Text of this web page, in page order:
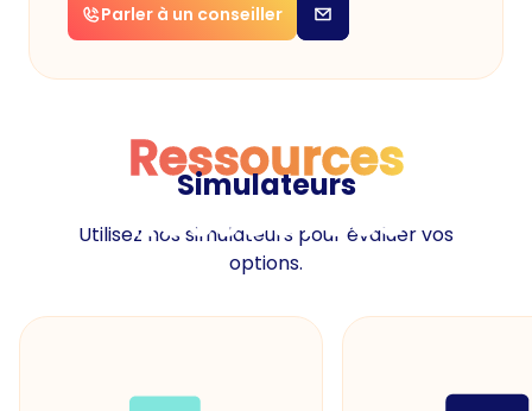
Parler à un conseiller
Ressources
Ressources
Simulateurs
Utilisez nos simulateurs pour évaluer vos
options.